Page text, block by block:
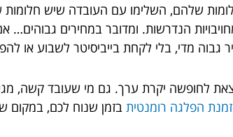
שלהם, השלימו עם העובדה שיש חלומות
הנדרשות. ומדובר במחירים
גבוה מדי, בלי לקחת בייביסיטר לשבוע או
לחופשה יקרת ערך. גם מי שעובד קשה,
הפלגה רומנטית בזמן שנוח לכם, במקום